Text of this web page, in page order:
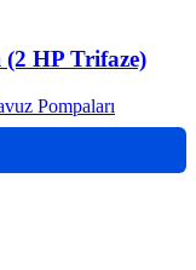
(2 HP Trifaze)
Pompaları